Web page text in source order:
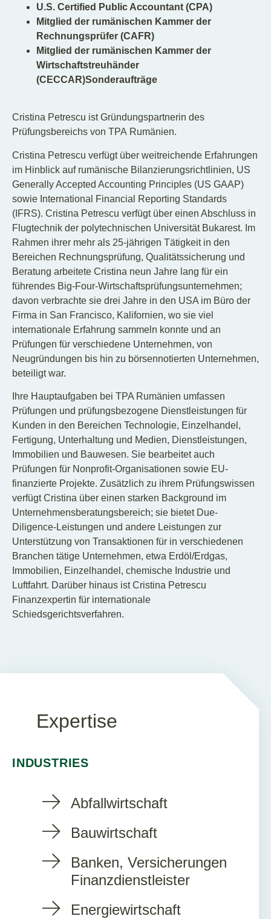
U.S. Certified Public Accountant (CPA)
Mitglied der rumänischen Kammer der
Rechnungsprüfer (CAFR)
Mitglied der rumänischen Kammer der
Wirtschaftstreuhänder
(CECCAR)Sonderaufträge
Cristina Petrescu ist Gründungspartnerin des
Prüfungsbereichs von TPA Rumänien.
Cristina Petrescu verfügt über weitreichende Erfahrungen
im Hinblick auf rumänische Bilanzierungsrichtlinien, US
Generally Accepted Accounting Principles (US GAAP)
sowie International Financial Reporting Standards
(IFRS). Cristina Petrescu verfügt über einen Abschluss in
Flugtechnik der polytechnischen Universität Bukarest. Im
Rahmen ihrer mehr als 25-jährigen Tätigkeit in den
Bereichen Rechnungsprüfung, Qualitätssicherung und
Beratung arbeitete Cristina neun Jahre lang für ein
führendes Big-Four-Wirtschaftsprüfungsunternehmen;
davon verbrachte sie drei Jahre in den USA im Büro der
Firma in San Francisco, Kalifornien, wo sie viel
internationale Erfahrung sammeln konnte und an
Prüfungen für verschiedene Unternehmen, von
Neugründungen bis hin zu börsennotierten Unternehmen,
beteiligt war.
Ihre Hauptaufgaben bei TPA Rumänien umfassen
Prüfungen und prüfungsbezogene Dienstleistungen für
Kunden in den Bereichen Technologie, Einzelhandel,
Fertigung, Unterhaltung und Medien, Dienstleistungen,
Immobilien und Bauwesen. Sie bearbeitet auch
Prüfungen für Nonprofit-Organisationen sowie EU-
finanzierte Projekte. Zusätzlich zu ihrem Prüfungswissen
verfügt Cristina über einen starken Background im
Unternehmensberatungsbereich; sie bietet Due-
Diligence-Leistungen und andere Leistungen zur
Unterstützung von Transaktionen für in verschiedenen
Branchen tätige Unternehmen, etwa Erdöl/Erdgas,
Immobilien, Einzelhandel, chemische Industrie und
Luftfahrt. Darüber hinaus ist Cristina Petrescu
Finanzexpertin für internationale
Schiedsgerichtsverfahren.
Expertise
INDUSTRIES
Abfallwirtschaft
Bauwirtschaft
Banken, Versicherungen
Finanzdienstleister
Energiewirtschaft